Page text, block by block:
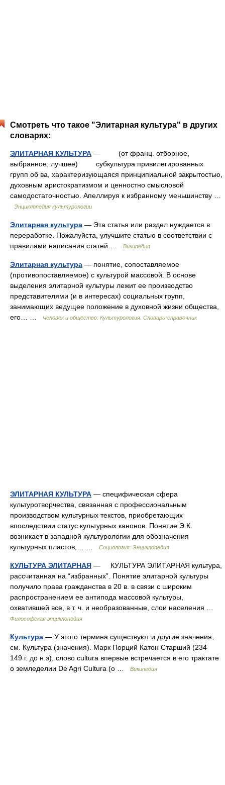
Смотреть что такое "Элитарная культура" в других
словарях:
ЭЛИТАРНАЯ КУЛЬТУРА — (от франц. отборное,
выбранное, лучшее) субкультура привилегированных
групп об ва, характеризующаяся принципиальной закрытостью,
духовным аристократизмом и ценностно смысловой
самодостаточностью. Апеллируя к избранному меньшинству …
Энциклопедия культурологии
Элитарная культура — Эта статья или раздел нуждается в
переработке. Пожалуйста, улучшите статью в соответствии с
правилами написания статей …
Википедия
Элитарная культура — понятие, сопоставляемое
(противопоставляемое) с культурой массовой. В основе
выделения элитарной культуры лежит ее производство
представителями (и в интересах) социальных групп,
занимающих ведущее положение в духовной жизни общества,
его… …
Человек и общество: Культурология. Словарь-справочник
ЭЛИТАРНАЯ КУЛЬТУРА — специфическая сфера
культуротворчества, связанная с профессиональным
производством культурных текстов, приобретающих
впоследствии статус культурных канонов. Понятие Э.К.
возникает в западной культурологии для обозначения
культурных пластов,… …
Социология: Энциклопедия
КУЛЬТУРА ЭЛИТАРНАЯ — КУЛЬТУРА ЭЛИТАРНАЯ культура,
рассчитанная на “избранных”. Понятие элитарной культуры
получило права гражданства в 20 в. в связи с широким
распространением ее антипода массовой культуры,
охватившей все, в т. ч. и необразованные, слои населения …
Философская энциклопедия
Культура — У этого термина существуют и другие значения,
см. Культура (значения). Марк Порций Катон Старший (234
149 г. до н.э), слово cultura впервые встречается в его трактате
о земледелии De Agri Cultura (о …
Википедия